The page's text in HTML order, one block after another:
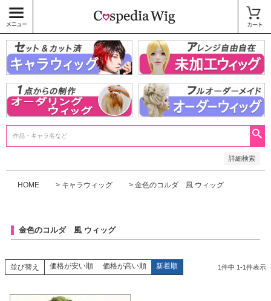
詳細検索
〜
商品タグ
キャラウィッグ
未加工ウィッグ
ベースウィッグ
衣装
SALE中
HOME キャラウィッグ 金色のコルダ 風 ウィッグ
金色のコルダ 風 ウィッグ
並び替え 価格が安い順 価格が高い順 新着順 1件中 1-1件表示